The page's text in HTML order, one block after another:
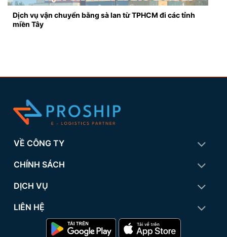
Dịch vụ vận chuyển bằng sà lan từ TPHCM đi các tỉnh
miền Tây
VỀ CÔNG TY
CHÍNH SÁCH
DỊCH VỤ
LIÊN HỆ